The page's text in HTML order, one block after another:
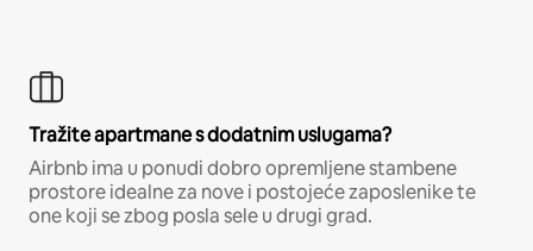
Tražite apartmane s dodatnim uslugama?
Airbnb ima u ponudi dobro opremljene stambene
prostore idealne za nove i postojeće zaposlenike te
one koji se zbog posla sele u drugi grad.